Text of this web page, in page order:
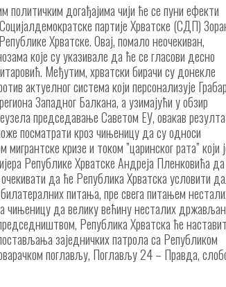
политичким догађајима чији ће се пуни ефекти
партије Хрватске (СДП)
Хрватске. Овај, помало неочекиван,
које су указивале да ће се гласови десно
Међутим, хрватски бирачи су донекле
актуелног система који персонализује
Западног Балкана, а узимајући у обзир
председавање Саветом ЕУ, овакав
посматрати кроз чињеницу да су односи
кризе и током ”царинског рата” који
Републике Хрватске Андреја Пленковића
да ће Република Хрватска условити
питања, пре свега питањем
чињеницу да велику већину несталих
Република Хрватска ће
заједничких патрола са Републиком
поглављу, Поглављу 24 – Правда,